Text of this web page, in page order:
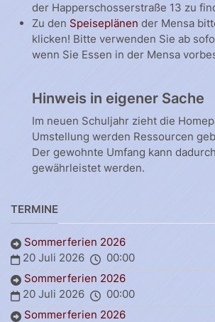
der Happerschosserstraße 13 zu
Zu den Speiseplänen der Mensa
klicken! Bitte verwenden Sie ab
wenn Sie Essen in der Mensa
Hinweis in eigener Sache
Im neuen Schuljahr zieht die
Umstellung werden Ressourcen
Der gewohnte Umfang kann
gewährleistet werden.
TERMINE
Sommerferien 2026
20 Juli 2026
00:00
Sommerferien 2026
20 Juli 2026
00:00
Sommerferien 2026